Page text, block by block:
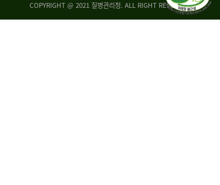
COPYRIGHT @ 2021 질병관리청. ALL RIGHT RESERVED